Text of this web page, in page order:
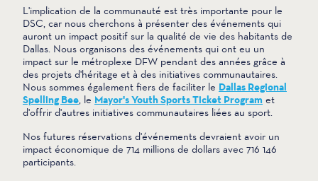
L'implication de la communauté est très importante pour le
DSC, car nous cherchons à présenter des événements qui
auront un impact positif sur la qualité de vie des habitants de
Dallas. Nous organisons des événements qui ont eu un
impact sur le métroplexe DFW pendant des années grâce à
des projets d'héritage et à des initiatives communautaires.
Nous sommes également fiers de faciliter le Dallas Regional
Spelling Bee , le Mayor's Youth Sports Ticket Program et
d'offrir d'autres initiatives communautaires liées au sport.
Nos futures réservations d'événements devraient avoir un
impact économique de 714 millions de dollars avec 716 146
participants.